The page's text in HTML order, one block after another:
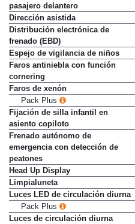
pasajero delantero
Dirección asistida
Distribución electrónica de
frenado (EBD)
Espejo de vigilancia de niños
Faros antiniebla con función
cornering
Faros de xenón
Pack Plus
Fijación de silla infantil en
asiento copiloto
Frenado autónomo de
emergencia con detección de
peatones
Head Up Display
Limpialuneta
Luces LED de circulación diurna
Pack Plus
Luces de circulación diurna